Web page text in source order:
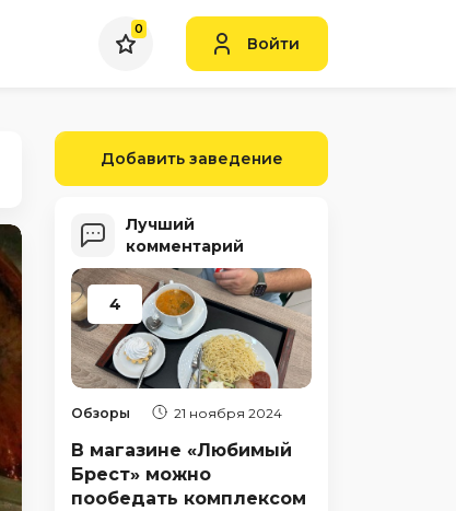
0
Войти
Добавить заведение
Лучший
комментарий
4
Обзоры 21 ноября 2024
В магазине «Любимый
Брест» можно
пообедать комплексом